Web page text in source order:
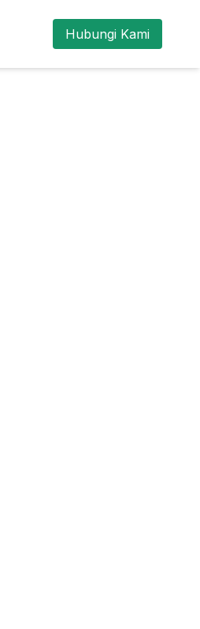
Hubungi Kami